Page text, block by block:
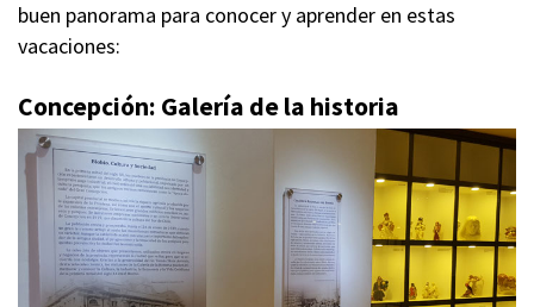
buen panorama para conocer y aprender en estas
vacaciones:
Concepción: Galería de la historia